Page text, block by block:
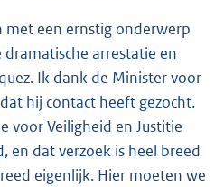
met een ernstig onderwerp
arrestatie en
Ik dank de Minister voor
hij contact heeft gezocht.
voor Veiligheid en Justitie
en dat verzoek is heel breed
eigenlijk. Hier moeten we